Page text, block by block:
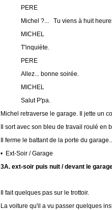
PERE
Michel ?... Tu viens à huit
MICHEL
T'inquiète.
PERE
Allez... bonne soirée.
MICHEL
Salut P'pa.
Michel retraverse le garage. Il jette un
Il sort avec son bleu de travail roulé en
Il ferme le battant de la porte du
• Ext-Soir / Garage
3A. ext-soir puis nuit / devant le
Il fait quelques pas sur le trottoir.
La voiture qu'il a vu passer quelques